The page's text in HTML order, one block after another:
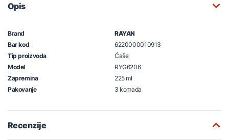
Opis
Brand
RAYAN
Bar kod
6220000010913
Tip proizvoda
Ćaše
Model
RYG6206
Zapremina
225 ml
Pakovanje
3 komada
Recenzije